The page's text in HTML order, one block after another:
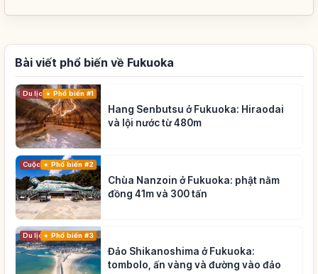
Bài viết phổ biến về Fukuoka
Du lịch Phổ biến #1
Hang Senbutsu ở Fukuoka: Hiraodai
và lội nước từ 480m
Cuộc sốngPhổ biến #2
Chùa Nanzoin ở Fukuoka: phật nằm
đồng 41m và 300 tấn
Du lịch Phổ biến #3
Đảo Shikanoshima ở Fukuoka:
tombolo, ấn vàng và đường vào đảo